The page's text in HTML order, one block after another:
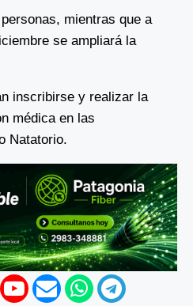
mientras que a
se ampliará la
inscribirse y realizar la
médica en las
Natatorio.